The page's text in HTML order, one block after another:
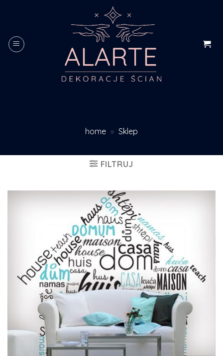
home » Sklep
FILTRUJ